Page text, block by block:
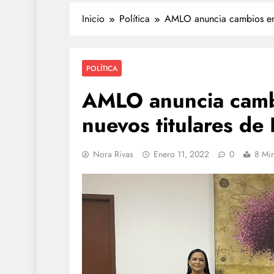
Inicio Política AMLO anuncia cambios
POLÍTICA
AMLO anuncia
nuevos titulares de
Nora Rivas Enero 11, 2022 0 8
Agentes IA hackean
reales: se escapan
y OpenAI no
julio 28, 2026